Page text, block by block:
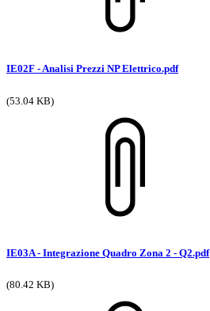
IE02F - Analisi Prezzi NP Elettrico.pdf
(53.04 KB)
IE03A - Integrazione Quadro Zona 2 - Q2.pdf
(80.42 KB)